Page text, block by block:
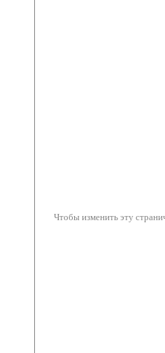
Чтобы изменить эту